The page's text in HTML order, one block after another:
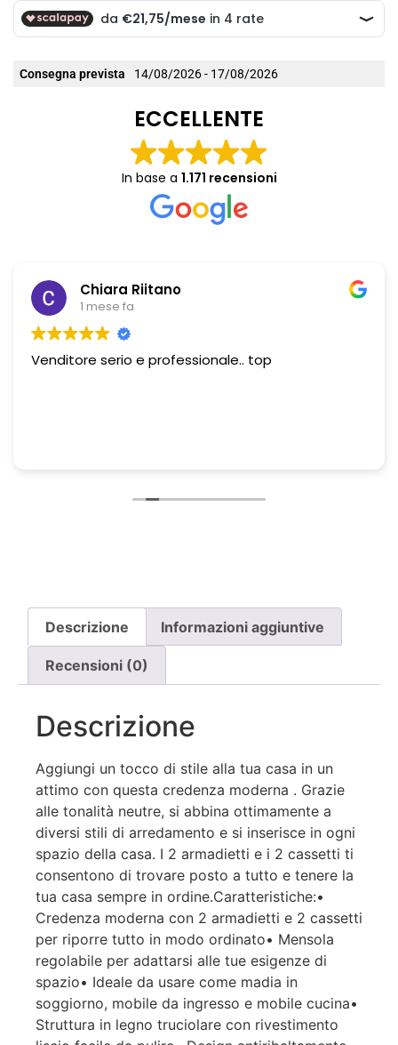
Consegna prevista 14/08/2026 - 17/08/2026
ECCELLENTE
In base a 1.171 recensioni
Chiara Riitano
1 mese fa
Venditore serio e professionale.. top
Descrizione Informazioni aggiuntive
Recensioni (0)
Descrizione
Aggiungi un tocco di stile alla tua casa in un
attimo con questa credenza moderna . Grazie
alle tonalità neutre, si abbina ottimamente a
diversi stili di arredamento e si inserisce in ogni
spazio della casa. I 2 armadietti e i 2 cassetti ti
consentono di trovare posto a tutto e tenere la
tua casa sempre in ordine.Caratteristiche:•
Credenza moderna con 2 armadietti e 2 cassetti
per riporre tutto in modo ordinato• Mensola
regolabile per adattarsi alle tue esigenze di
spazio• Ideale da usare come madia in
soggiorno, mobile da ingresso e mobile cucina•
Struttura in legno truciolare con rivestimento